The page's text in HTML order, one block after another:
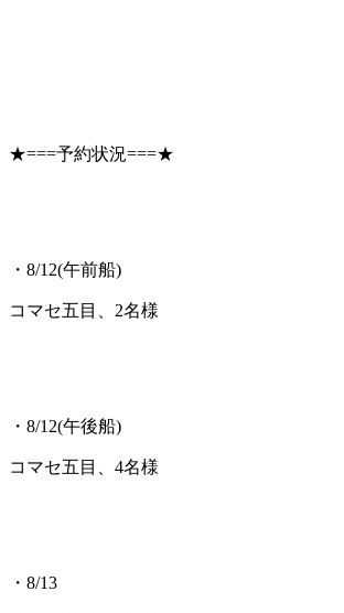
★===予約状況===★
・8/12(午前船)
コマセ五目、2名様
・8/12(午後船)
コマセ五目、4名様
・8/13